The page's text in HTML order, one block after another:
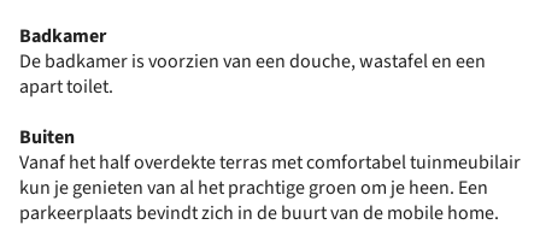
Badkamer
De badkamer is voorzien van een douche, wastafel en een
apart toilet.
Buiten
Vanaf het half overdekte terras met comfortabel tuinmeubilair
kun je genieten van al het prachtige groen om je heen. Een
parkeerplaats bevindt zich in de buurt van de mobile home.